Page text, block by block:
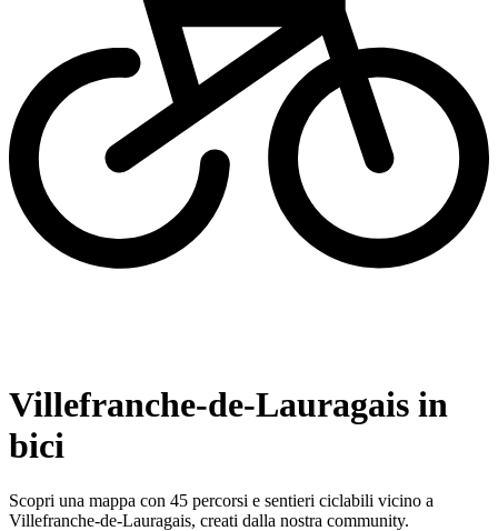
Villefranche-de-Lauragais in
bici
Scopri una mappa con 45 percorsi e sentieri ciclabili vicino a
Villefranche-de-Lauragais, creati dalla nostra community.